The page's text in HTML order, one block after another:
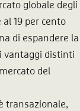
globale degli
19 per cento
di espandere la
vantaggi distinti
del
transazionale,